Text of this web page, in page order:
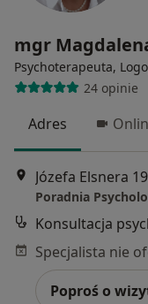
mgr
Psychoterapeuta,
24 opinie
Adres
Józefa Elsnera
Poradnia
Konsultacja
Poproś o